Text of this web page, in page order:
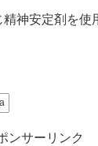
精神安定剤を使
ンサーリンク